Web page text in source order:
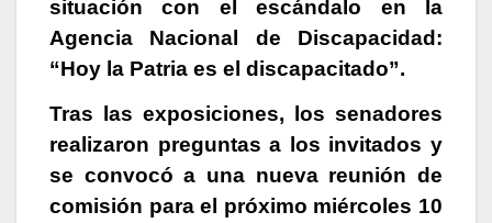
situación con el escándalo en la
Agencia Nacional de Discapacidad:
“Hoy la Patria es el discapacitado”.
Tras las exposiciones, los senadores
realizaron preguntas a los invitados y
se convocó a una nueva reunión de
comisión para el próximo miércoles 10